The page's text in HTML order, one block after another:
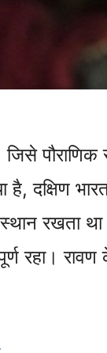
जिसे
दक्षिण
रखता
रहा।